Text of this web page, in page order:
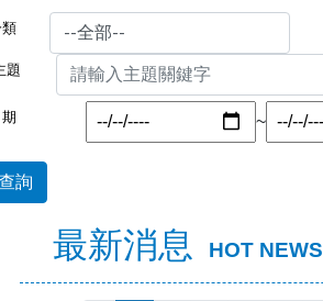
題
~
詢
最新消息 HOT NEWS